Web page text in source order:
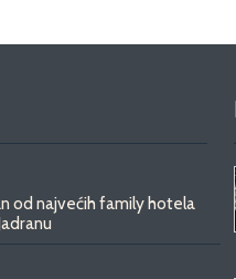
od najvećih family hotela